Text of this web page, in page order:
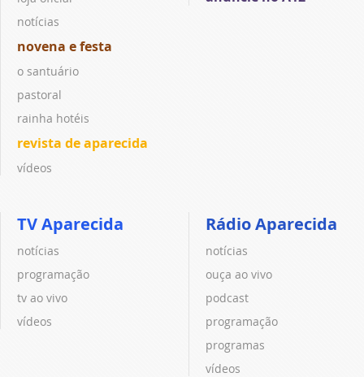
notícias
novena e festa
o santuário
pastoral
rainha hotéis
revista de aparecida
vídeos
TV Aparecida
notícias
programação
tv ao vivo
vídeos
Rádio Aparecida
notícias
ouça ao vivo
podcast
programação
programas
vídeos